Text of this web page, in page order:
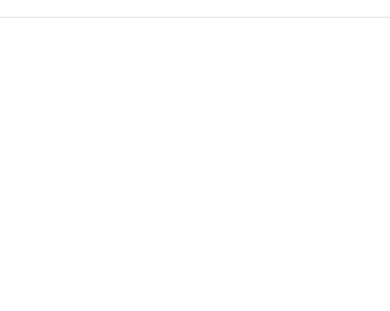
せるだろう。民族が神の業に抗うなら神
はどんな国も権力も妨げられない。神の
『小